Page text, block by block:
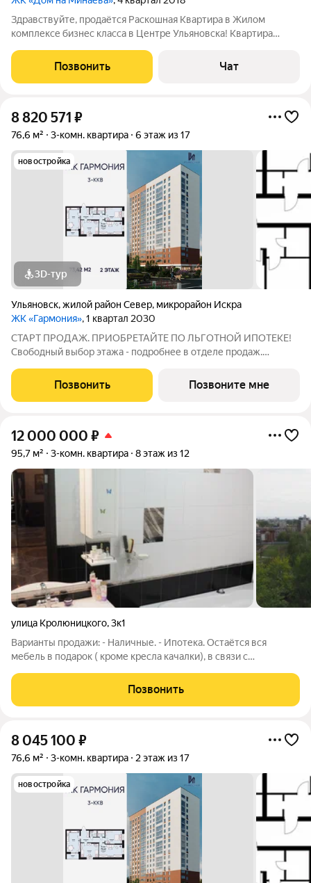
Здравствуйте, продаётся Раскошная Квартира в Жилом
комплексе бизнес класса в Центре Ульяновска! Квартира
учётом пожелания в максимально полезной площади. Ремонт
выполнен из премиально
Позвонить Чат
8 820 571 ₽
76,6 м² 3-комн. квартира 6 этаж из 17
новостройка
3D-тур
Ульяновск,жилой район Север, микрорайон Искра
ЖК «Гармония», 1 квартал 2030
СТАРТ ПРОДАЖ. ПРИОБРЕТАЙТЕ ПО ЛЬГОТНОЙ ИПОТЕКЕ!
Свободный выбор этажа - подробнее в отделе продаж.
для большой семьи, где каждому найдётся своё пространство:
отдельные комнаты для детей и
Позвонить Позвоните мне
12 000 000 ₽
95,7 м² 3-комн. квартира 8 этаж из 12
улица Кролюницкого,3к1
Варианты продажи: - Наличные. - Ипотека. Остаётся вся
мебель в подарок ( кроме кресла качалки), в связи с
хранения вещей. - В квартире никто не жил до нас - как сдали
дом. - В собственности имеется
Позвонить
8 045 100 ₽
76,6 м² 3-комн. квартира 2 этаж из 17
новостройка